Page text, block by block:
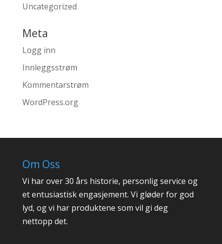
Uncategorized
Meta
Logg inn
Innleggsstrøm
Kommentarstrøm
WordPress.org
Om Oss
Vi har over 30 års historie, personlig service og
et entusiastisk engasjement. Vi gløder for god
lyd, og vi har produktene som vil gi deg
nettopp det.